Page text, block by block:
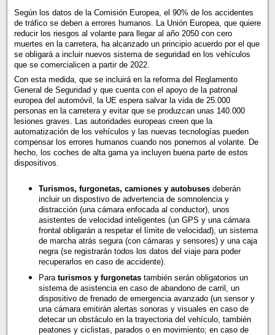
Según los datos de la Comisión Europea, el 90% de los accidentes
de tráfico se deben a errores humanos. La Unión Europea, que quiere
reducir los riesgos al volante para llegar al año 2050 con cero
muertes en la carretera, ha alcanzado un principio acuerdo por el que
se obligará a incluir nuevos sistema de seguridad en los vehículos
que se comercialicen a partir de 2022.
Con esta medida, que se incluirá en la reforma del Reglamento
General de Seguridad y que cuenta con el apoyo de la patronal
europea del automóvil, la UE espera salvar la vida de 25.000
personas en la carretera y evitar que se produzcan unas 140.000
lesiones graves. Las autoridades europeas creen que la
automatización de los vehículos y las nuevas tecnologías pueden
compensar los errores humanos cuando nos ponemos al volante. De
hecho, los coches de alta gama ya incluyen buena parte de estos
dispositivos.
Turismos, furgonetas, camiones y autobusesdeberán
incluir un dispostivo de advertencia de somnolencia y
distracción (una cámara enfocada al conductor), unos
asistentes de velocidad inteligentes (un GPS y una cámara
frontal obligarán a respetar el límite de velocidad), un sistema
de marcha atrás segura (con cámaras y sensores) y una caja
negra (se registrarán todos los datos del viaje para poder
recuperarlos en caso de accidente).
Para turismos y furgonetastambién serán obligatorios un
sistema de asistencia en caso de abandono de carril, un
dispositivo de frenado de emergencia avanzado (un sensor y
una cámara emitirán alertas sonoras y visuales en caso de
detecar un obstáculo en la trayectoria del vehículo, también
peatones y ciclistas, parados o en movimiento; en caso de